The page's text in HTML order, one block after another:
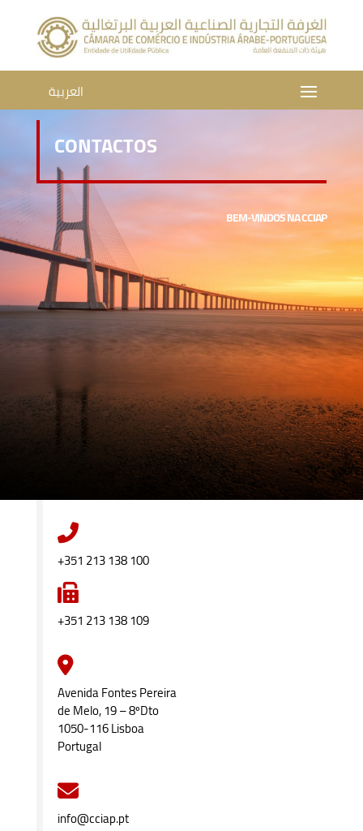
العربية
CONTACTOS
BEM-VINDOS NA CCIAP
+351 213 138 100
+351 213 138 109
Avenida Fontes Pereira
de Melo, 19 – 8ºDto
1050-116 Lisboa
Portugal
info@cciap.pt